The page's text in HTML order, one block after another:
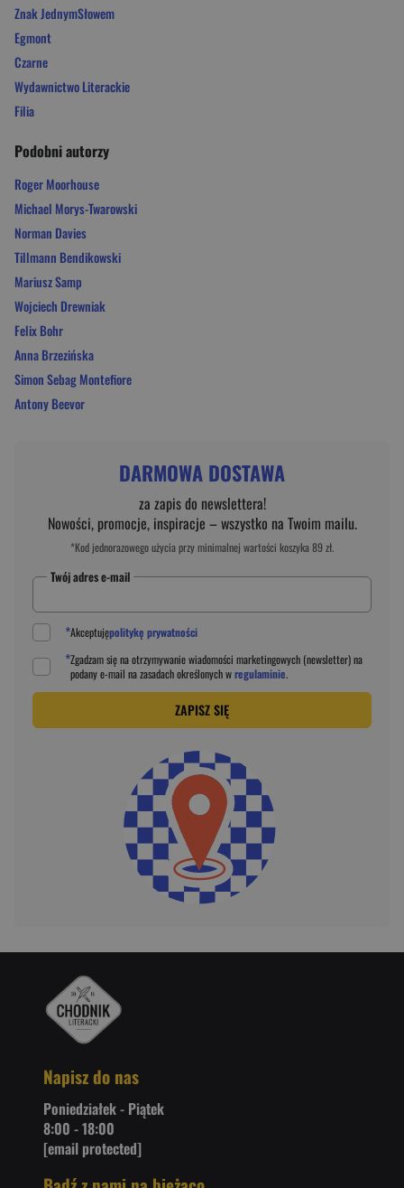
Znak JednymSłowem
Egmont
Czarne
Wydawnictwo Literackie
Filia
Podobni autorzy
Roger Moorhouse
Michael Morys-Twarowski
Norman Davies
Tillmann Bendikowski
Mariusz Samp
Wojciech Drewniak
Felix Bohr
Anna Brzezińska
Simon Sebag Montefiore
Antony Beevor
DARMOWA DOSTAWA
za zapis do newslettera!
Nowości, promocje, inspiracje – wszystko na Twoim mailu.
*Kod jednorazowego użycia przy minimalnej wartości koszyka 89 zł.
Twój adres e-mail
*Akceptujępolitykę prywatności
*Zgadzam się na otrzymywanie wiadomości marketingowych (newsletter) na
podanye-mail na zasadach określonych wregulaminie.
ZAPISZ SIĘ
Napisz do nas
Poniedziałek - Piątek
8:00 - 18:00
[email protected]